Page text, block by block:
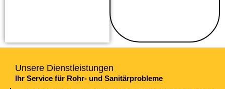
Unsere Dienstleistungen
Ihr Service für Rohr- und Sanitärprobleme